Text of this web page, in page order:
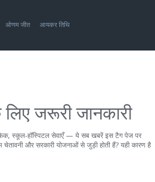
ओणम जीत आयकर तिथि
जरूरी जानकारी
स्कूल-हॉस्पिटल सेवाएँ — ये सब खबरें इस टैग पेज पर
और सरकारी योजनाओं से जुड़ी होती हैं? यही कारण है